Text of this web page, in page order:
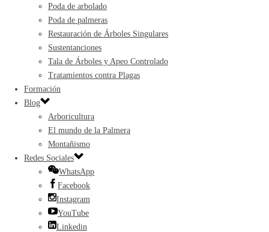
Poda de arbolado
Poda de palmeras
Restauración de Árboles Singulares
Sustentanciones
Tala de Árboles y Apeo Controlado
Tratamientos contra Plagas
Formación
Blog
Arboricultura
El mundo de la Palmera
Montañismo
Redes Sociales
WhatsApp
Facebook
Instagram
YouTube
Linkedin